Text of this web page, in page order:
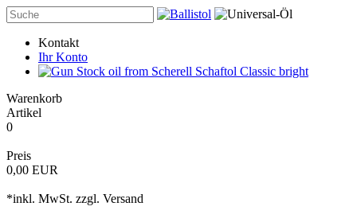
Kontakt
Ihr Konto
Warenkorb
Artikel
0
Preis
0,00 EUR
*inkl. MwSt. zzgl. Versand